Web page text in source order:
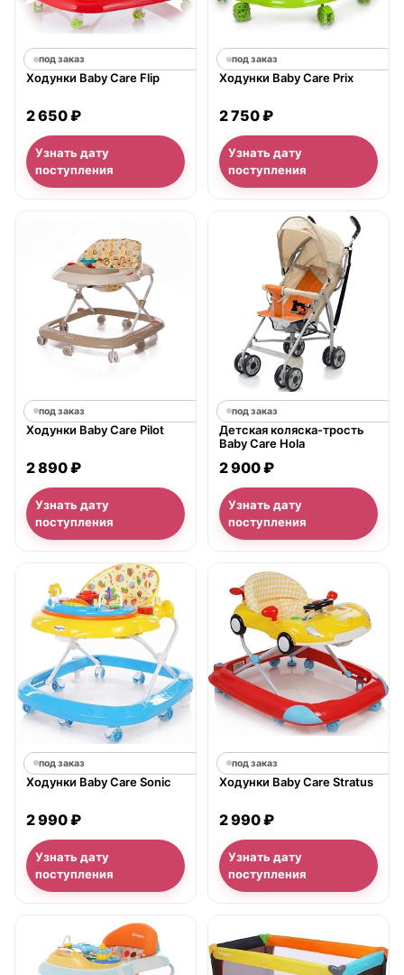
под заказ
Ходунки Baby Care Flip
2 650 ₽
Узнать дату
поступления
под заказ
Ходунки Baby Care Prix
2 750 ₽
Узнать дату
поступления
под заказ
Ходунки Baby Care Pilot
2 890 ₽
Узнать дату
поступления
под заказ
Детская коляска-трость
Baby Care Hola
2 900 ₽
Узнать дату
поступления
под заказ
Ходунки Baby Care Sonic
2 990 ₽
Узнать дату
поступления
под заказ
Ходунки Baby Care Stratus
2 990 ₽
Узнать дату
поступления
нет в продаже